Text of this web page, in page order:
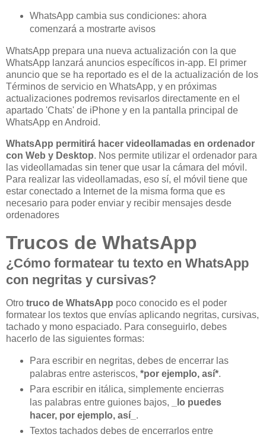
WhatsApp cambia sus condiciones: ahora
comenzará a mostrarte avisos
WhatsApp prepara una nueva actualización con la que
WhatsApp lanzará anuncios específicos in-app. El primer
anuncio que se ha reportado es el de la actualización de los
Términos de servicio en WhatsApp, y en próximas
actualizaciones podremos revisarlos directamente en el
apartado 'Chats' de iPhone y en la pantalla principal de
WhatsApp en Android.
WhatsApp permitirá hacer videollamadas en ordenador
con Web y Desktop. Nos permite utilizar el ordenador para
las videollamadas sin tener que usar la cámara del móvil.
Para realizar las videollamadas, eso sí, el móvil tiene que
estar conectado a Internet de la misma forma que es
necesario para poder enviar y recibir mensajes desde
ordenadores
Trucos de WhatsApp
¿Cómo formatear tu texto en WhatsApp
con negritas y cursivas?
Otro truco de WhatsApp poco conocido es el poder
formatear los textos que envías aplicando negritas, cursivas,
tachado y mono espaciado. Para conseguirlo, debes
hacerlo de las siguientes formas:
Para escribir en negritas, debes de encerrar las
palabras entre asteriscos, *por ejemplo, así*.
Para escribir en itálica, simplemente encierras
las palabras entre guiones bajos,
_lo puedes
hacer, por ejemplo, así_ .
Textos tachados debes de encerrarlos entre